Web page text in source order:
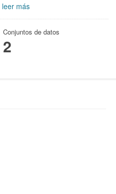
leer más
Conjuntos de datos
2